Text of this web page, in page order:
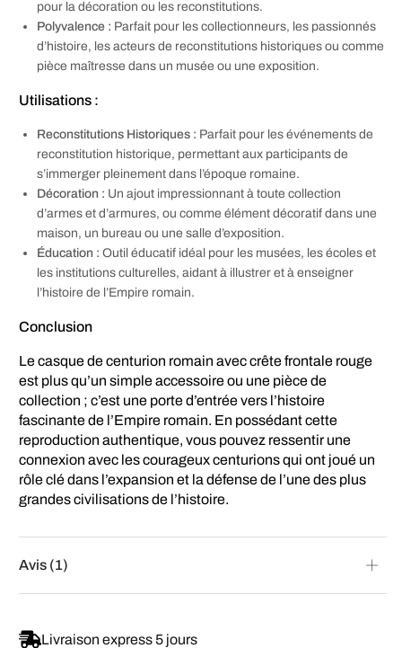
pour la décoration ou les reconstitutions.
Polyvalence : Parfait pour les collectionneurs, les passionnés
d’histoire, les acteurs de reconstitutions historiques ou comme
pièce maîtresse dans un musée ou une exposition.
Utilisations :
Reconstitutions Historiques : Parfait pour les événements de
reconstitution historique, permettant aux participants de
s’immerger pleinement dans l’époque romaine.
Décoration : Un ajout impressionnant à toute collection
d’armes et d’armures, ou comme élément décoratif dans une
maison, un bureau ou une salle d’exposition.
Éducation : Outil éducatif idéal pour les musées, les écoles et
les institutions culturelles, aidant à illustrer et à enseigner
l’histoire de l’Empire romain.
Conclusion
Le casque de centurion romain avec crête frontale rouge
est plus qu’un simple accessoire ou une pièce de
collection ; c’est une porte d’entrée vers l’histoire
fascinante de l’Empire romain. En possédant cette
reproduction authentique, vous pouvez ressentir une
connexion avec les courageux centurions qui ont joué un
rôle clé dans l’expansion et la défense de l’une des plus
grandes civilisations de l’histoire.
Avis (1)
Livraison express 5 jours